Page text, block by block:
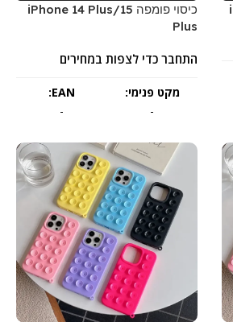
כיסוי פומפה iPhone 14 Plus/15
Plus
התחבר כדי לצפות במחירים
מקט פנימי:
-
EAN:
-